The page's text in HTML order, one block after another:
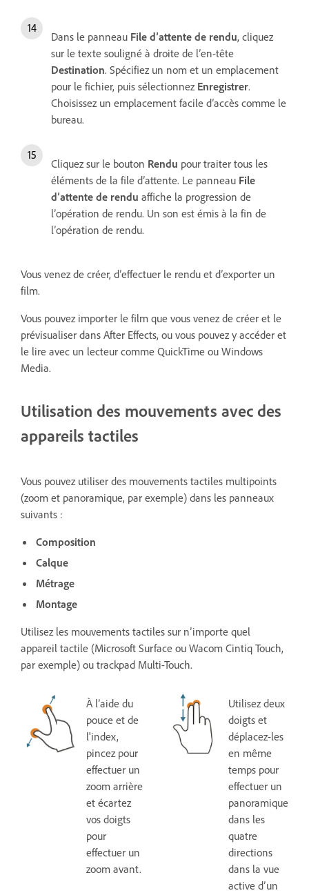
Dans le panneau File d’attente de rendu, cliquez
sur le texte souligné à droite de l’en-tête
Destination. Spécifiez un nom et un emplacement
pour le fichier, puis sélectionnez Enregistrer.
Choisissez un emplacement facile d’accès comme le
bureau.
Cliquez sur le bouton Rendu pour traiter tous les
éléments de la file d’attente. Le panneau File
d’attente de rendu affiche la progression de
l’opération de rendu. Un son est émis à la fin de
l’opération de rendu.
Vous venez de créer, d’effectuer le rendu et d’exporter un
film.
Vous pouvez importer le film que vous venez de créer et le
prévisualiser dans After Effects, ou vous pouvez y accéder et
le lire avec un lecteur comme QuickTime ou Windows
Media.
Utilisation des mouvements avec des
appareils tactiles
Vous pouvez utiliser des mouvements tactiles multipoints
(zoom et panoramique, par exemple) dans les panneaux
suivants :
Composition
Calque
Métrage
Montage
Utilisez les mouvements tactiles sur n’importe quel
appareil tactile (Microsoft Surface ou Wacom Cintiq Touch,
par exemple) ou trackpad Multi-Touch.
À l’aide du
pouce et de
l'index,
pincez pour
effectuer un
zoom arrière
et écartez
vos doigts
pour
effectuer un
zoom avant.
Utilisez deux
doigts et
déplacez-les
en même
temps pour
effectuer un
panoramique
dans les
quatre
directions
dans la vue
active d’un